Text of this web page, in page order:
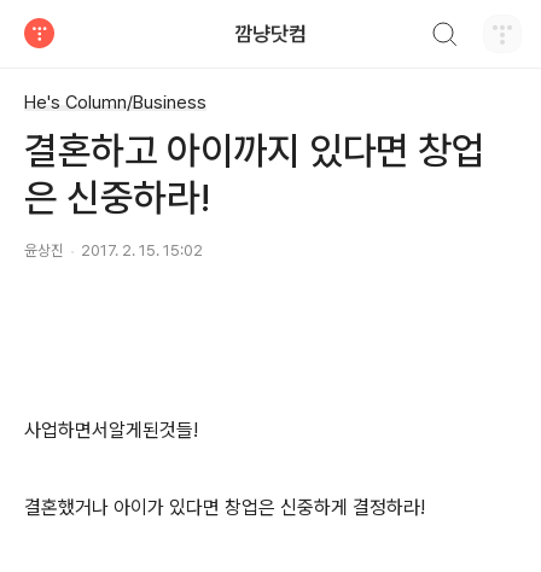
깜냥닷컴
He's Column/Business
결혼하고 아이까지 있다면 창업
은 신중하라!
윤상진 2017. 2. 15. 15:02
사업하면서알게된것들!
결혼했거나 아이가 있다면 창업은 신중하게 결정하라!